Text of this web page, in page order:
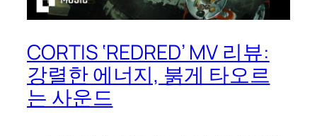
CORTIS ‘REDRED’ MV 리뷰:
강렬한 에너지, 붉게 타오르
는 사운드